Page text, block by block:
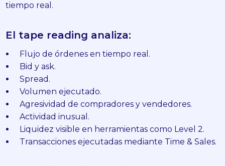
tiempo real.
El tape reading analiza:
Flujo de órdenes en tiempo real.
Bid y ask.
Spread.
Volumen ejecutado.
Agresividad de compradores y vendedores.
Actividad inusual.
Liquidez visible en herramientas como Level 2.
Transacciones ejecutadas mediante Time & Sales.